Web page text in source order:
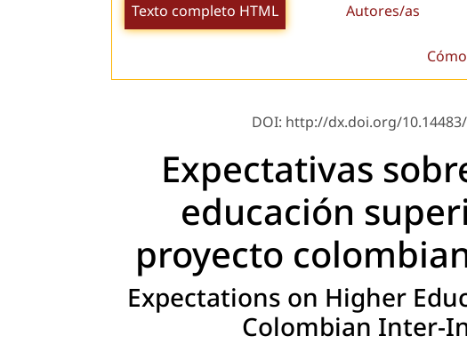
Texto completo HTML Autores/as
DOI: http://dx.doi.org/
Expectativas
educación
proyecto
Expectations on Higher
Colombian Inter-